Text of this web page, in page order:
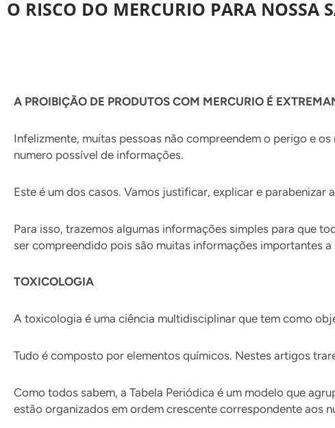
O RISCO DO MERCURIO PARA NOSSA
A PROIBIÇÃO DE PRODUTOS COM MERCURIO É
Infelizmente, muitas pessoas não compreendem o perigo e
numero possível de informações.
Este é um dos casos. Vamos justificar, explicar e parabenizar
Para isso, trazemos algumas informações simples para que
ser compreendido pois são muitas informações importantes a
TOXICOLOGIA
A toxicologia é uma ciência multidisciplinar que tem como
Tudo é composto por elementos químicos. Nestes artigos
Como todos sabem, a Tabela Periódica é um modelo que
estão organizados em ordem crescente correspondente aos